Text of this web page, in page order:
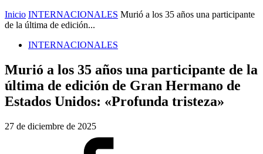
Inicio INTERNACIONALES Murió a los 35 años una participante
de la última de edición...
INTERNACIONALES
Murió a los 35 años una participante de la
última de edición de Gran Hermano de
Estados Unidos: «Profunda tristeza»
27 de diciembre de 2025